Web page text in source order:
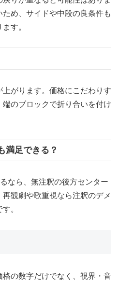
め、サイドや中段の良条件も
す。
がります。価格にこだわりす
のブロックで折り合いを付け
満足できる？
なら、無注釈の後方センター
観劇や歌重視なら注釈のデメ
。
の数字だけでなく、視界・音